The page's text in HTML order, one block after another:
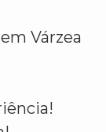
Várzea